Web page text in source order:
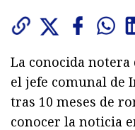
La conocida notera
el jefe comunal de
tras 10 meses de
conocer la noticia